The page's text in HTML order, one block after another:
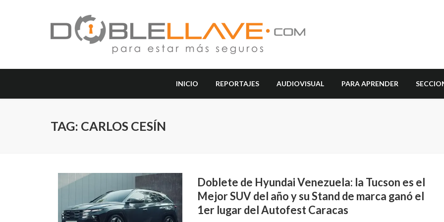
INICIO REPORTAJES AUDIOVISUAL PARA APRENDER
TAG: CARLOS CESÍN
Doblete de Hyundai Venezuela: la Tucson es el
Mejor SUV del año y su Stand de marca ganó el
1er lugar del Autofest Caracas